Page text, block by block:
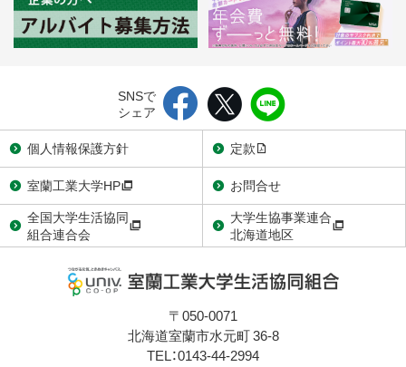
SNSで
シェア
個人情報保護方針
定款
室蘭工業大学HP
お問合せ
全国大学生活協同
組合連合会
大学生協事業連合
北海道地区
〒050-0071
北海道室蘭市水元町 36-8
TEL：0143-44-2994